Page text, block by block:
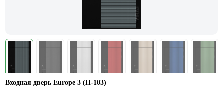
Входная дверь Europe 3 (Н-103)